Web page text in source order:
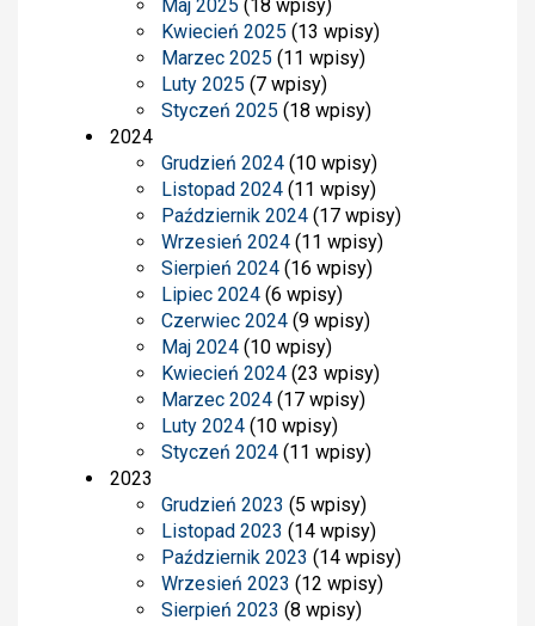
Maj 2025 (18 wpisy)
Kwiecień 2025 (13 wpisy)
Marzec 2025 (11 wpisy)
Luty 2025 (7 wpisy)
Styczeń 2025 (18 wpisy)
2024
Grudzień 2024 (10 wpisy)
Listopad 2024 (11 wpisy)
Październik 2024 (17 wpisy)
Wrzesień 2024 (11 wpisy)
Sierpień 2024 (16 wpisy)
Lipiec 2024 (6 wpisy)
Czerwiec 2024 (9 wpisy)
Maj 2024 (10 wpisy)
Kwiecień 2024 (23 wpisy)
Marzec 2024 (17 wpisy)
Luty 2024 (10 wpisy)
Styczeń 2024 (11 wpisy)
2023
Grudzień 2023 (5 wpisy)
Listopad 2023 (14 wpisy)
Październik 2023 (14 wpisy)
Wrzesień 2023 (12 wpisy)
Sierpień 2023 (8 wpisy)